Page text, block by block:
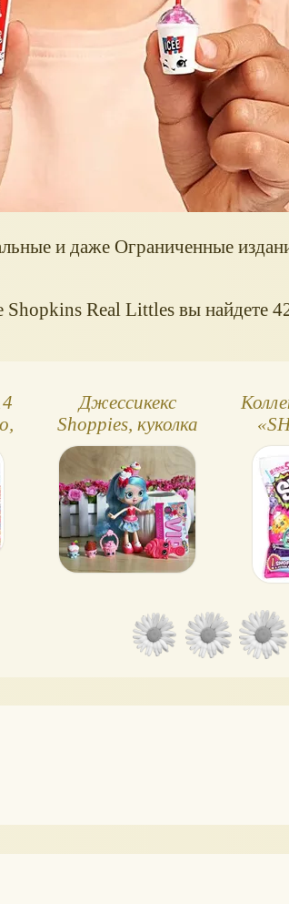
и даже Ограниченные
Real Littles вы найдете
Джессикекс
Shoppies, куколка
Шопкинс